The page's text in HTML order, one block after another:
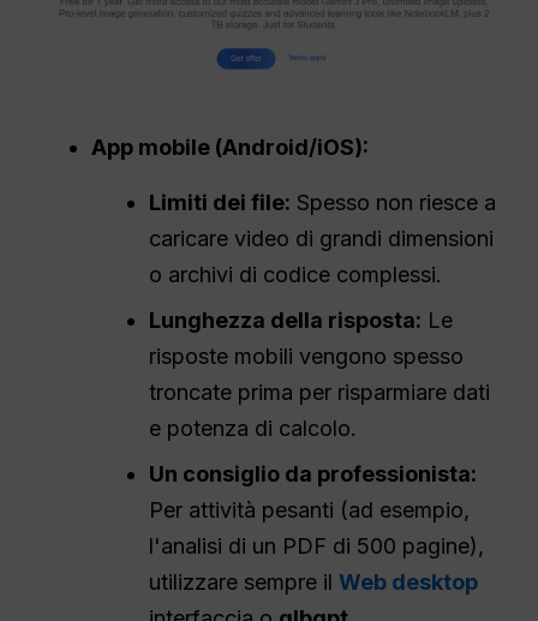
App mobile (Android/iOS):
Limiti dei file: Spesso non riesce a
caricare video di grandi dimensioni
o archivi di codice complessi.
Lunghezza della risposta: Le
risposte mobili vengono spesso
troncate prima per risparmiare dati
e potenza di calcolo.
Un consiglio da professionista:
Per attività pesanti (ad esempio,
l'analisi di un PDF di 500 pagine),
utilizzare sempre ilWeb desktop